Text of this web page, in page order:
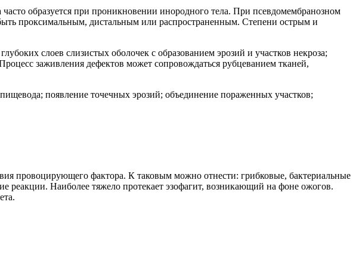
образуется при проникновении инородного тела. При псевдомембранозном
проксимальным, дистальным или распространенным. Степени острым и
слоев слизистых оболочек с образованием эрозий и участков некроза;
заживления дефектов может сопровождаться рубцеванием тканей,
появление точечных эрозий; объединение пораженных участков;
провоцирующего фактора. К таковым можно отнести: грибковые, бактериальные
реакции. Наиболее тяжело протекает эзофагит, возникающий на фоне ожогов.